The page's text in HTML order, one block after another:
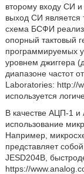
второму входу СИ
выход СИ является
схема БСФИ
опорный тактовый
программируемых
уровнем джиггера
диапазоне частот
Laboratories: http://
используется
В качестве АЦП-1
использование
Например,
представляет
JESD204B,
https://